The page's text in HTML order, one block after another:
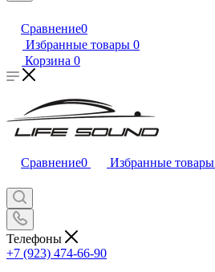
Сравнение0
Избранные товары 0
Корзина 0
Сравнение0 Избранные товары
Телефоны
+7 (923) 474-66-90